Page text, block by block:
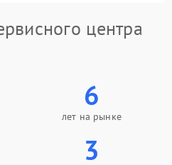
центра
6
лет на рынке
3